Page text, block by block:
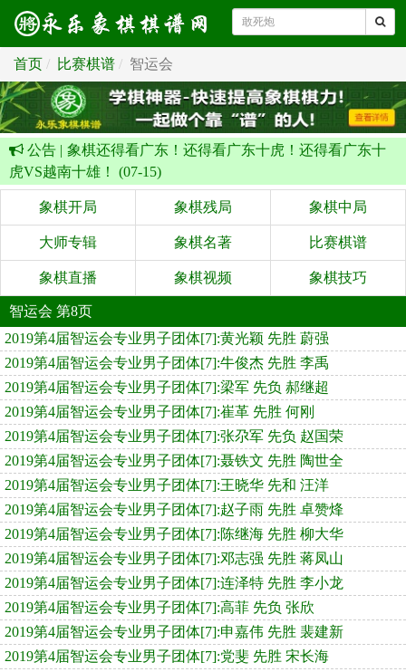
首页 比赛棋谱 智运会
公告 | 象棋还得看广东！还得看广东十虎！还得看广东十
虎VS越南十雄！ (07-15)
象棋开局 象棋残局 象棋中局
大师专辑 象棋名著 比赛棋谱
象棋直播 象棋视频 象棋技巧
智运会 第8页
2019第4届智运会专业男子团体[7]:黄光颖 先胜 蔚强
2019第4届智运会专业男子团体[7]:牛俊杰 先胜 李禹
2019第4届智运会专业男子团体[7]:梁军 先负 郝继超
2019第4届智运会专业男子团体[7]:崔革 先胜 何刚
2019第4届智运会专业男子团体[7]:张尕军 先负 赵国荣
2019第4届智运会专业男子团体[7]:聂铁文 先胜 陶世全
2019第4届智运会专业男子团体[7]:王晓华 先和 汪洋
2019第4届智运会专业男子团体[7]:赵子雨 先胜 卓赞烽
2019第4届智运会专业男子团体[7]:陈继海 先胜 柳大华
2019第4届智运会专业男子团体[7]:邓志强 先胜 蒋凤山
2019第4届智运会专业男子团体[7]:连泽特 先胜 李小龙
2019第4届智运会专业男子团体[7]:高菲 先负 张欣
2019第4届智运会专业男子团体[7]:申嘉伟 先胜 裴建新
2019第4届智运会专业男子团体[7]:党斐 先胜 宋长海